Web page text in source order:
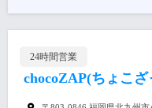
24時間営業
chocoZAP(ちょこ